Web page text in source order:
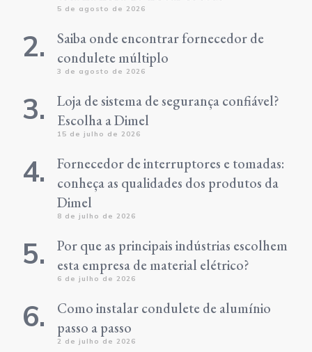
5 de agosto de 2026
Saiba onde encontrar fornecedor de
condulete múltiplo
3 de agosto de 2026
Loja de sistema de segurança confiável?
Escolha a Dimel
15 de julho de 2026
Fornecedor de interruptores e tomadas:
conheça as qualidades dos produtos da
Dimel
8 de julho de 2026
Por que as principais indústrias escolhem
esta empresa de material elétrico?
6 de julho de 2026
Como instalar condulete de alumínio
passo a passo
2 de julho de 2026